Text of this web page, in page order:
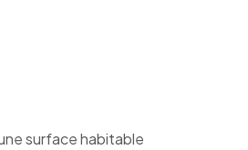
surface habitable